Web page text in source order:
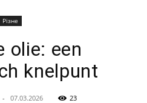
Різне
olie: een
knelpunt
- 07.03.2026 23